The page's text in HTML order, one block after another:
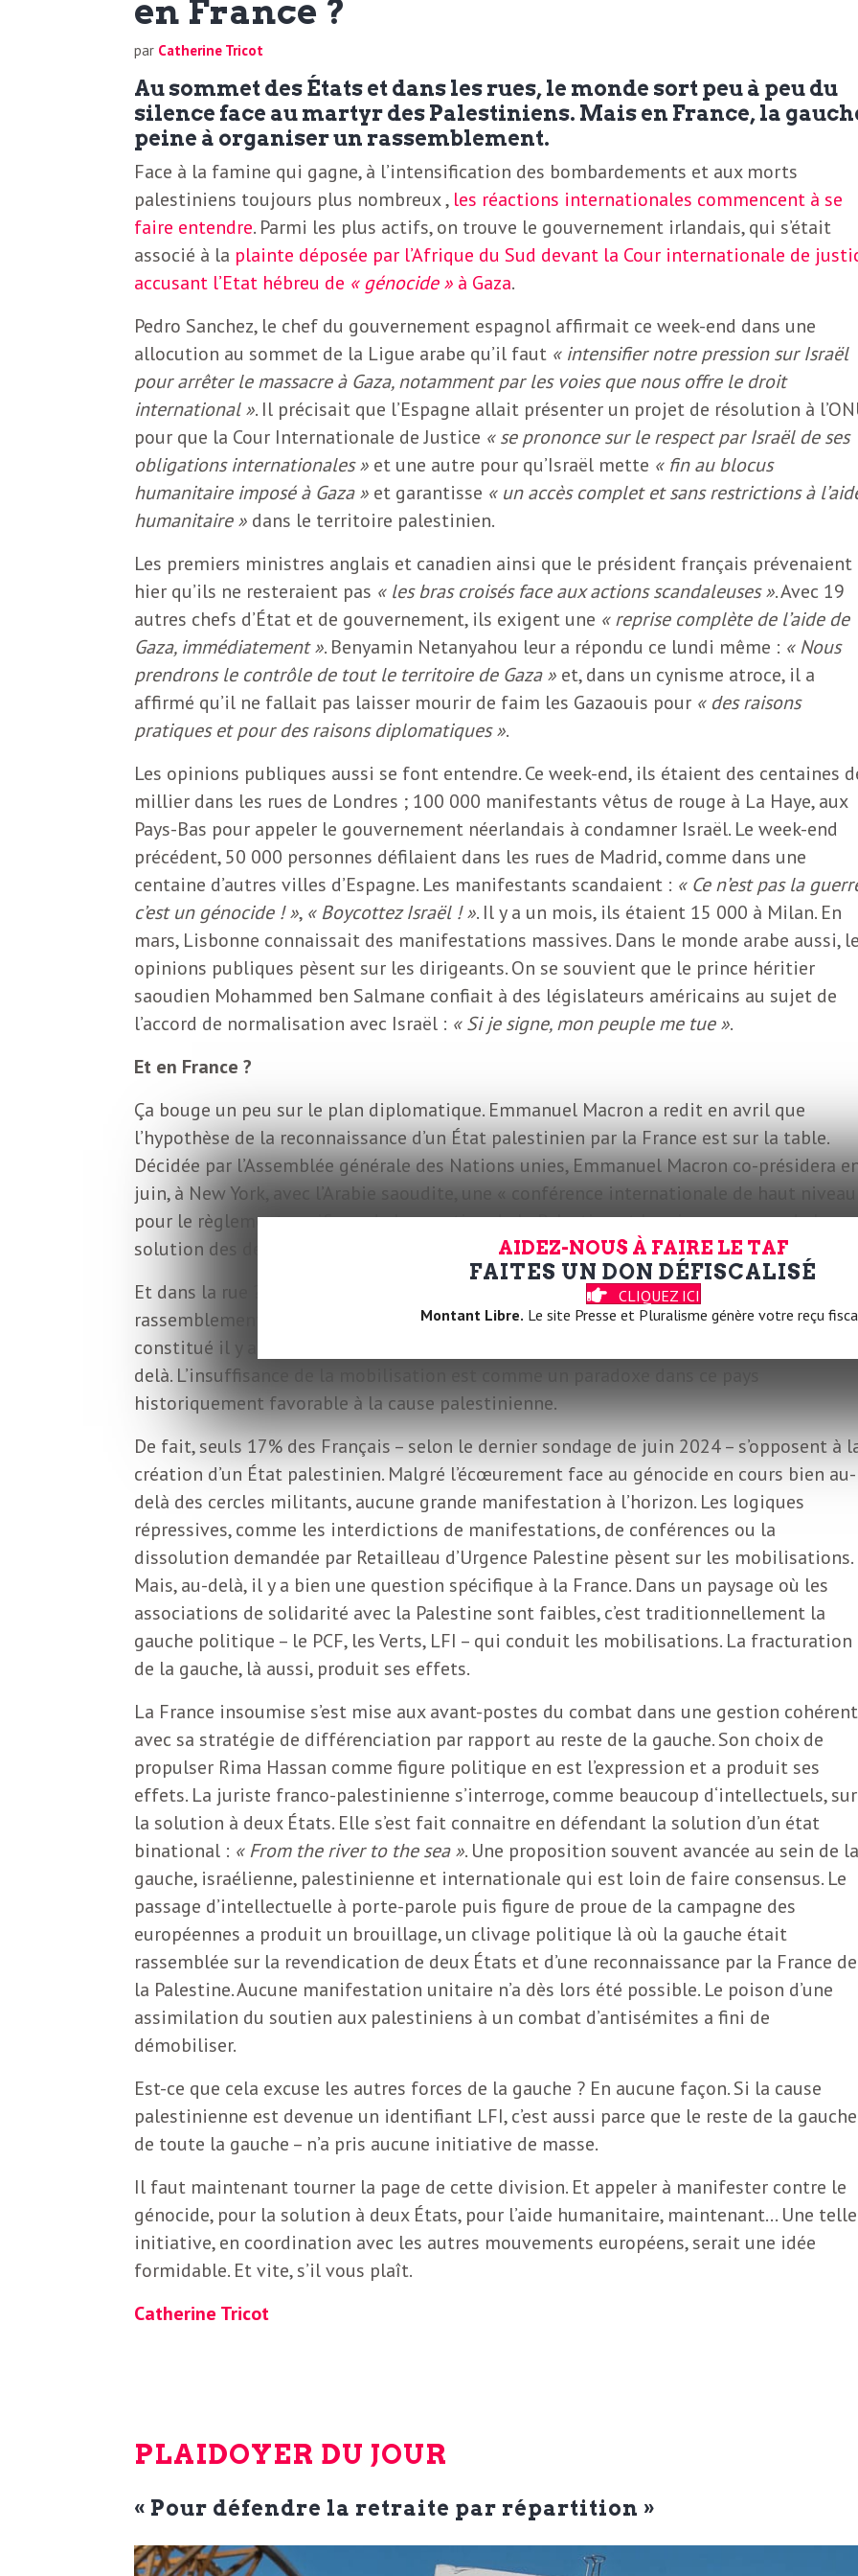
D
m
U
A
R
en France ?
par Catherine Tricot
Au sommet des États et dans les rues, le monde sort peu à peu du
silence face au martyr des Palestiniens. Mais en France, la
peine à organiser un rassemblement.
Face à la famine qui gagne, à l’intensification des bombardements et aux morts
palestiniens toujours plus nombreux , les réactions internationales commencent à se
faire entendre. Parmi les plus actifs, on trouve le gouvernement irlandais, qui s’était
associé à la plainte déposée par l’Afrique du Sud devant la Cour internationale de
accusant l’Etat hébreu de « génocide » à Gaza.
Pedro Sanchez, le chef du gouvernement espagnol affirmait ce week-end dans une
allocution au sommet de la Ligue arabe qu’il faut « intensifier notre pression sur Israël
pour arrêter le massacre à Gaza, notamment par les voies que nous offre le droit
international ». Il précisait que l’Espagne allait présenter un projet de résolution à
pour que la Cour Internationale de Justice « se prononce sur le respect par Israël de ses
obligations internationales » et une autre pour qu’Israël mette « fin au blocus
humanitaire imposé à Gaza » et garantisse « un accès complet et sans restrictions à
humanitaire » dans le territoire palestinien.
Les premiers ministres anglais et canadien ainsi que le président français prévenaient
hier qu’ils ne resteraient pas « les bras croisés face aux actions scandaleuses ». Avec 19
autres chefs d’État et de gouvernement, ils exigent une « reprise complète de l’aide de
Gaza, immédiatement ». Benyamin Netanyahou leur a répondu ce lundi même : « Nous
prendrons le contrôle de tout le territoire de Gaza » et, dans un cynisme atroce, il a
affirmé qu’il ne fallait pas laisser mourir de faim les Gazaouis pour « des raisons
pratiques et pour des raisons diplomatiques ».
Les opinions publiques aussi se font entendre. Ce week-end, ils étaient des centaines
millier dans les rues de Londres ; 100 000 manifestants vêtus de rouge à La Haye, aux
Pays-Bas pour appeler le gouvernement néerlandais à condamner Israël. Le week-end
précédent, 50 000 personnes défilaient dans les rues de Madrid, comme dans une
centaine d’autres villes d’Espagne. Les manifestants scandaient : « Ce n’est pas la
c’est un génocide ! », « Boycottez Israël ! ». Il y a un mois, ils étaient 15 000 à Milan. En
mars, Lisbonne connaissait des manifestations massives. Dans le monde arabe aussi,
opinions publiques pèsent sur les dirigeants. On se souvient que le prince héritier
saoudien Mohammed ben Salmane confiait à des législateurs américains au sujet de
l’accord de normalisation avec Israël : « Si je signe, mon peuple me tue ».
Et en France ?
Ça bouge un peu sur le plan diplomatique. Emmanuel Macron a redit en avril que
l’hypothèse de la reconnaissance d’un État palestinien par la France est sur la table.
Décidée par l’Assemblée générale des Nations unies, Emmanuel Macron co-présidera
juin, à New York, avec l’Arabie saoudite, une « conférence internationale de haut niveau
pour le règlement pacifique de la question de la Palestine et la mise en œuvre de la
solution des deux États ».
Et dans la rue ? Tous les samedis à Paris et dans quelques villes se tiennent des
rassemblements de soutien, souvent trop clairsemés. Le collectif Urgence Palestine,
constitué il y a moins d’un an, a rassemblé les plus militants sans parvenir à élargir au-
delà. L’insuffisance de la mobilisation est comme un paradoxe dans ce pays
historiquement favorable à la cause palestinienne.
De fait, seuls 17% des Français – selon le dernier sondage de juin 2024 – s’opposent à
création d’un État palestinien. Malgré l’écœurement face au génocide en cours bien au-
delà des cercles militants, aucune grande manifestation à l’horizon. Les logiques
répressives, comme les interdictions de manifestations, de conférences ou la
dissolution demandée par Retailleau d’Urgence Palestine pèsent sur les mobilisations.
Mais, au-delà, il y a bien une question spécifique à la France. Dans un paysage où les
associations de solidarité avec la Palestine sont faibles, c’est traditionnellement la
gauche politique – le PCF, les Verts, LFI – qui conduit les mobilisations. La fracturation
de la gauche, là aussi, produit ses effets.
La France insoumise s’est mise aux avant-postes du combat dans une gestion
avec sa stratégie de différenciation par rapport au reste de la gauche. Son choix de
propulser Rima Hassan comme figure politique en est l’expression et a produit ses
effets. La juriste franco-palestinienne s’interroge, comme beaucoup d‘intellectuels, sur
la solution à deux États. Elle s’est fait connaitre en défendant la solution d’un état
binational : « From the river to the sea ». Une proposition souvent avancée au sein de la
gauche, israélienne, palestinienne et internationale qui est loin de faire consensus. Le
passage d’intellectuelle à porte-parole puis figure de proue de la campagne des
européennes a produit un brouillage, un clivage politique là où la gauche était
rassemblée sur la revendication de deux États et d’une reconnaissance par la France de
la Palestine. Aucune manifestation unitaire n’a dès lors été possible. Le poison d’une
assimilation du soutien aux palestiniens à un combat d’antisémites a fini de
démobiliser.
Est-ce que cela excuse les autres forces de la gauche ? En aucune façon. Si la cause
palestinienne est devenue un identifiant LFI, c’est aussi parce que le reste de la
de toute la gauche – n’a pris aucune initiative de masse.
Il faut maintenant tourner la page de cette division. Et appeler à manifester contre le
génocide, pour la solution à deux États, pour l’aide humanitaire, maintenant… Une telle
initiative, en coordination avec les autres mouvements européens, serait une idée
formidable. Et vite, s’il vous plaît.
Catherine Tricot
PLAIDOYER DU JOUR
« Pour défendre la retraite par répartition »
AIDEZ-NOUS À FAIRE LE TAF
FAITES UN DON DÉFISCALISÉ
CLIQUEZ ICI
Montant Libre. Le site Presse et Pluralisme génère votre reçu